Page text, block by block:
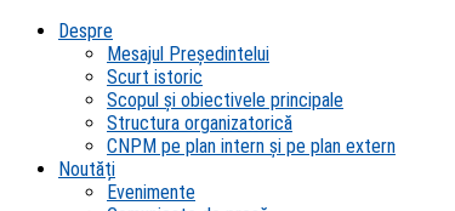
Despre
Mesajul Președintelui
Scurt istoric
Scopul şi obiectivele principale
Structura organizatorică
CNPM pe plan intern şi pe plan extern
Noutăți
Evenimente